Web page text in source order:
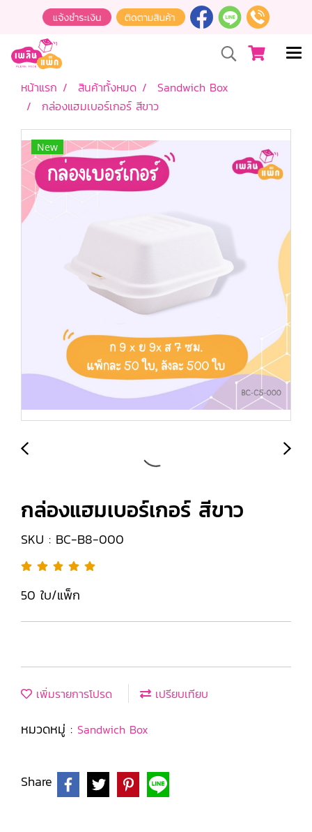
หน้าแรก สินค้าทั้งหมด
Sandwich Box
กล่องแฮมเบอร์เกอร์ สีขาว
New
กล่องแฮมเบอร์เกอร์ สีขาว
SKU : BC-B8-000
50 ใบ/แพ็ก
เพิ่มรายการโปรด เปรียบเทียบ
หมวดหมู่ : Sandwich Box
Share